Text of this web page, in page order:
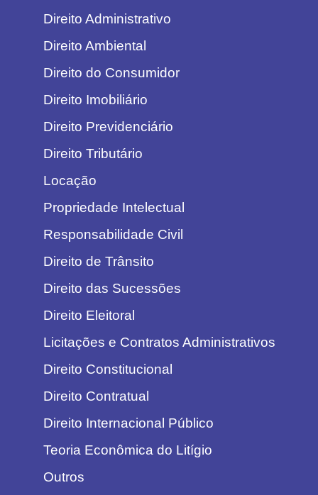
Direito Administrativo
Direito Ambiental
Direito do Consumidor
Direito Imobiliário
Direito Previdenciário
Direito Tributário
Locação
Propriedade Intelectual
Responsabilidade Civil
Direito de Trânsito
Direito das Sucessões
Direito Eleitoral
Licitações e Contratos Administrativos
Direito Constitucional
Direito Contratual
Direito Internacional Público
Teoria Econômica do Litígio
Outros